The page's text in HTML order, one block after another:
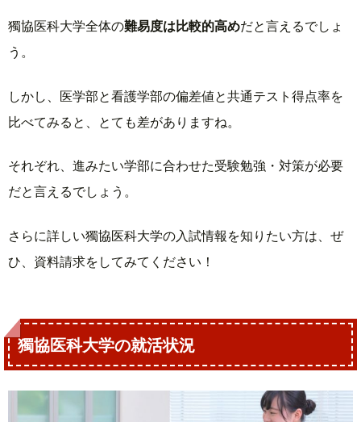
獨協医科大学全体の難易度は比較的高めだと言えるでしょ
う。
しかし、医学部と看護学部の偏差値と共通テスト得点率を
比べてみると、とても差がありますね。
それぞれ、進みたい学部に合わせた受験勉強・対策が必要
だと言えるでしょう。
さらに詳しい獨協医科大学の入試情報を知りたい方は、ぜ
ひ、資料請求をしてみてください！
獨協医科大学の就活状況